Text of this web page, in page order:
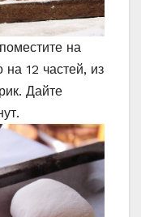
на
на 12 частей, из
Дайте